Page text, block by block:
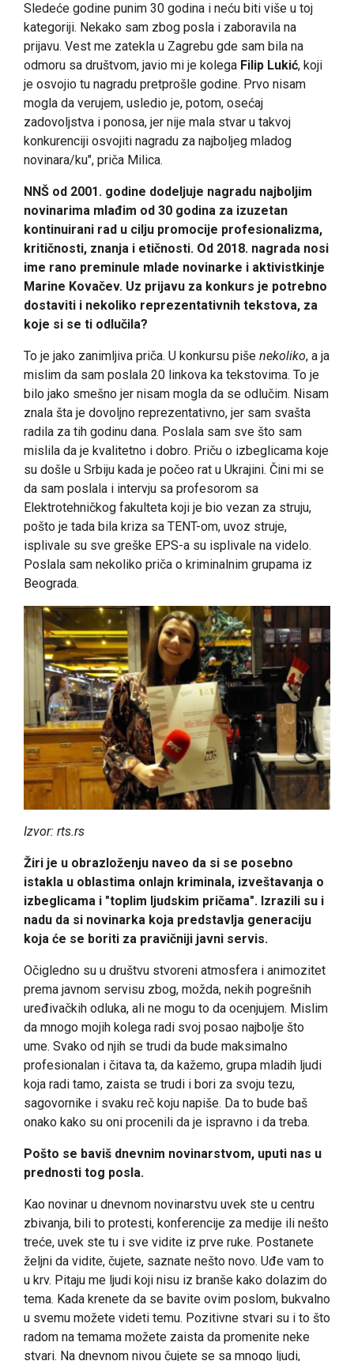
Sledeće godine punim 30 godina i neću biti više u toj
kategoriji. Nekako sam zbog posla i zaboravila na
prijavu. Vest me zatekla u Zagrebu gde sam bila na
odmoru sa društvom, javio mi je kolega Filip Lukić, koji
je osvojio tu nagradu pretprošle godine. Prvo nisam
mogla da verujem, usledio je, potom, osećaj
zadovoljstva i ponosa, jer nije mala stvar u takvoj
konkurenciji osvojiti nagradu za najboljeg mladog
novinara/ku", priča Milica.
NNŠ od 2001. godine dodeljuje nagradu najboljim
novinarima mlađim od 30 godina za izuzetan
kontinuirani rad u cilju promocije profesionalizma,
kritičnosti, znanja i etičnosti. Od 2018. nagrada nosi
ime rano preminule mlade novinarke i aktivistkinje
Marine Kovačev. Uz prijavu za konkurs je potrebno
dostaviti i nekoliko reprezentativnih tekstova, za
koje si se ti odlučila?
To je jako zanimljiva priča. U konkursu piše nekoliko, a ja
mislim da sam poslala 20 linkova ka tekstovima. To je
bilo jako smešno jer nisam mogla da se odlučim. Nisam
znala šta je dovoljno reprezentativno, jer sam svašta
radila za tih godinu dana. Poslala sam sve što sam
mislila da je kvalitetno i dobro. Priču o izbeglicama koje
su došle u Srbiju kada je počeo rat u Ukrajini. Čini mi se
da sam poslala i intervju sa profesorom sa
Elektrotehničkog fakulteta koji je bio vezan za struju,
pošto je tada bila kriza sa TENT-om, uvoz struje,
isplivale su sve greške EPS-a su isplivale na videlo.
Poslala sam nekoliko priča o kriminalnim grupama iz
Beograda.
Izvor: rts.rs
Žiri je u obrazloženju naveo da si se posebno
istakla u oblastima onlajn kriminala, izveštavanja o
izbeglicama i "toplim ljudskim pričama". Izrazili su i
nadu da si novinarka koja predstavlja generaciju
koja će se boriti za pravičniji javni servis.
Očigledno su u društvu stvoreni atmosfera i animozitet
prema javnom servisu zbog, možda, nekih pogrešnih
uređivačkih odluka, ali ne mogu to da ocenjujem. Mislim
da mnogo mojih kolega radi svoj posao najbolje što
ume. Svako od njih se trudi da bude maksimalno
profesionalan i čitava ta, da kažemo, grupa mladih ljudi
koja radi tamo, zaista se trudi i bori za svoju tezu,
sagovornike i svaku reč koju napiše. Da to bude baš
onako kako su oni procenili da je ispravno i da treba.
Pošto se baviš dnevnim novinarstvom, uputi nas u
prednosti tog posla.
Kao novinar u dnevnom novinarstvu uvek ste u centru
zbivanja, bili to protesti, konferencije za medije ili nešto
treće, uvek ste tu i sve vidite iz prve ruke. Postanete
željni da vidite, čujete, saznate nešto novo. Uđe vam to
u krv. Pitaju me ljudi koji nisu iz branše kako dolazim do
tema. Kada krenete da se bavite ovim poslom, bukvalno
u svemu možete videti temu. Pozitivne stvari su i to što
radom na temama možete zaista da promenite neke
stvari. Na dnevnom nivou čujete se sa mnogo ljudi,